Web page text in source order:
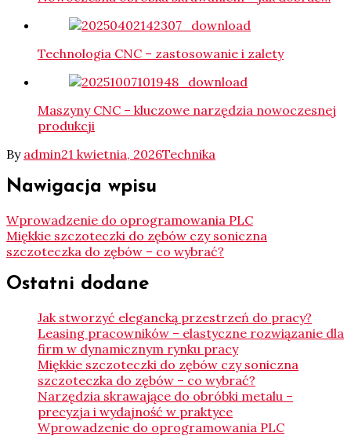
Technologia CNC – zastosowanie i zalety
Maszyny CNC – kluczowe narzędzia nowoczesnej
produkcji
By admin21 kwietnia, 2026Technika
Nawigacja wpisu
Wprowadzenie do oprogramowania PLC
Miękkie szczoteczki do zębów czy soniczna
szczoteczka do zębów – co wybrać?
Ostatni dodane
Jak stworzyć elegancką przestrzeń do pracy?
Leasing pracowników – elastyczne rozwiązanie dla
firm w dynamicznym rynku pracy
Miękkie szczoteczki do zębów czy soniczna
szczoteczka do zębów – co wybrać?
Narzędzia skrawające do obróbki metalu –
precyzja i wydajność w praktyce
Wprowadzenie do oprogramowania PLC